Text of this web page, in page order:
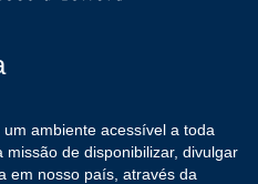
um ambiente acessível a toda
de disponibilizar, divulgar
em nosso país, através da